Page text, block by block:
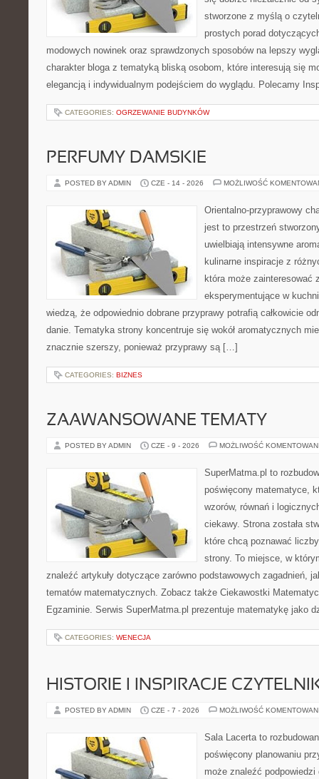
stworzone z myślą o
prostych porad
modowych nowinek oraz sprawdzonych sposobów na lepszy
charakter bloga z tematyką bliską osobom, które interesują się
elegancją i indywidualnym podejściem do wyglądu. Polecamy
CATEGORIES: OGRZEWANIE BUDYNKÓW
PERFUMY DAMSKIE
POSTED BY ADMIN CZE - 14 - 2026 MOŻLIWOŚĆ
Orientalno-przyprawowy
jest to przestrzeń
uwielbiają intensywne
kulinarne inspiracje z
która może zainteresować
eksperymentujące w
wiedzą, że odpowiednio dobrane przyprawy potrafią całkowicie
danie. Tematyka strony koncentruje się wokół aromatycznych
znacznie szerszy, ponieważ przyprawy są […]
CATEGORIES: BIZNES
ZAAWANSOWANE TEMATY
POSTED BY ADMIN CZE - 9 - 2026 MOŻLIWOŚĆ
SuperMatma.pl to
poświęcony matematyce,
wzorów, równań i
ciekawy. Strona została
które chcą poznawać
strony. To miejsce, w
znaleźć artykuły dotyczące zarówno podstawowych zagadnień,
tematów matematycznych. Zobacz także Ciekawostki
Egzaminie. Serwis SuperMatma.pl prezentuje matematykę jako
CATEGORIES: WENECJA
HISTORIE I INSPIRACJE
POSTED BY ADMIN CZE - 7 - 2026 MOŻLIWOŚĆ
Sala Lacerta to
poświęcony planowaniu
może znaleźć